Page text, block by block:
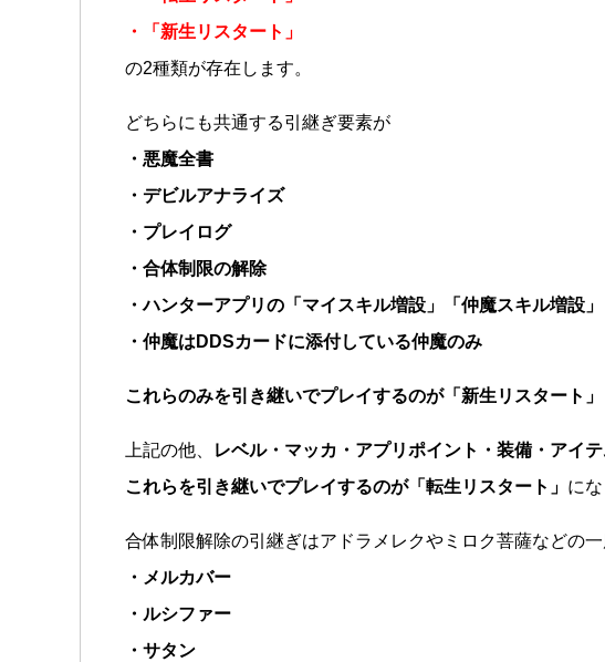
・「新生リスタート」
の2種類が存在します。
どちらにも共通する引継ぎ要素が
・悪魔全書
・デビルアナライズ
・プレイログ
・合体制限の解除
・ハンターアプリの「マイスキル増設」「仲魔スキル増設」
・仲魔はDDSカードに添付している仲魔のみ
これらのみを引き継いでプレイするのが「新生リスタート」
上記の他、
レベル・マッカ・アプリポイント・装備・アイテ
これらを引き継いでプレイするのが「転生リスタート」 にな
合体制限解除の引継ぎはアドラメレクやミロク菩薩などの一
・メルカバー
・ルシファー
・サタン